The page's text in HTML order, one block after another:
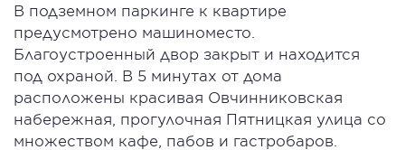
В подземном паркинге к квартире
предусмотрено машиноместо.
Благоустроенный двор закрыт и находится
под охраной. В 5 минутах от дома
расположены красивая Овчинниковская
набережная, прогулочная Пятницкая улица со
множеством кафе, пабов и гастробаров.